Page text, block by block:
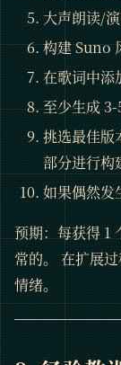
大声朗读/
构建 Suno
在歌词中添
至少生成
挑选最佳
部分进行构
如果偶然发
预期：每获得 1
常的。 在扩展
情绪。